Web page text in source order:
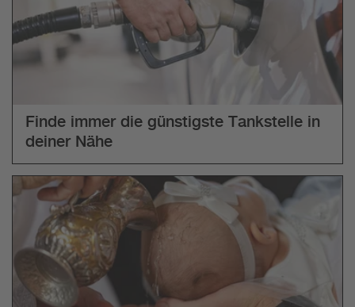
Finde immer die günstigste Tankstelle in
deiner Nähe